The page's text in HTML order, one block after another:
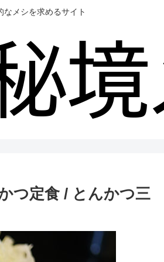
なメシを求めるサイト
つ定食 / とんかつ三